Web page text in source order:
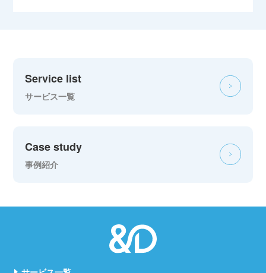
Service list
サービス一覧
Case study
事例紹介